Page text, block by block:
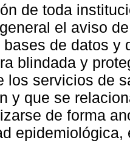
de toda
el aviso
bases de datos y
blindada y
los servicios de
y que se
de forma